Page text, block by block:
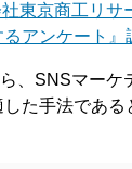
東京商工リサ
アンケート』
、SNSマーケ
た手法である